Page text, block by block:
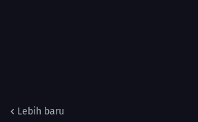
Lebih baru